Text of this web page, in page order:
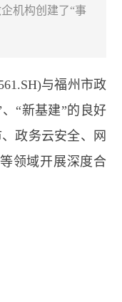
机构创建了“事
与福州市政
“新基建”的良好
政务云安全、网
领域开展深度合